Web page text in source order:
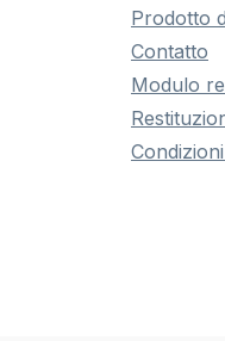
Prodotto
Contatto
Modulo